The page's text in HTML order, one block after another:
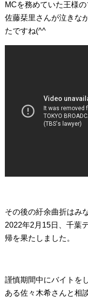
MCを務めていた王様
佐藤栞里さんが泣きな
たですね(^^ゞ
その後の紆余曲折はみ
2022年2月15日、千葉
帰を果たしました。
謹慎期間中にバイトを
ある佐々木希さんと相